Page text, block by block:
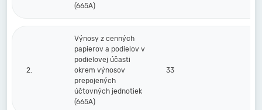
(665A)
2.
Výnosy z cenných
papierov a podielov v
podielovej účasti
okrem výnosov
prepojených
účtovných jednotiek
(665A)
33